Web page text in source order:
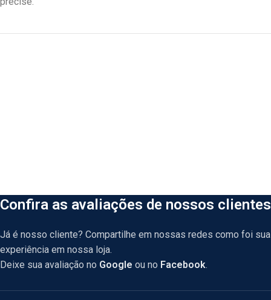
Confira as avaliações de nossos clientes
Já é nosso cliente? Compartilhe em nossas redes como foi sua
experiência em nossa loja.
Deixe sua avaliação no Google ou no Facebook.